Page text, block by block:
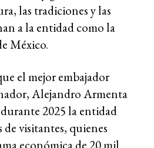
las tradiciones y las
a la entidad como la
México.
el mejor embajador
Alejandro Armenta
2025 la entidad
visitantes, quienes